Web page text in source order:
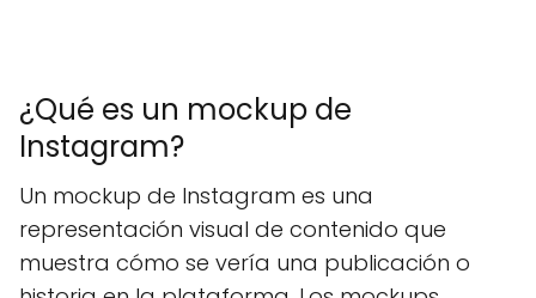
¿Qué es un mockup de
Instagram?
Un mockup de Instagram es una
representación visual de contenido que
muestra cómo se vería una publicación o